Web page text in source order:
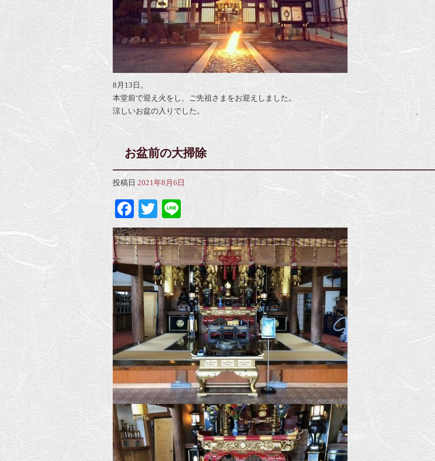
8月13日。
本堂前で迎え火をし、ご先祖さまをお迎えしました。
涼しいお盆の入りでした。
お盆前の大掃除
投稿日 2021年8月6日
Facebook
Twitter
Line